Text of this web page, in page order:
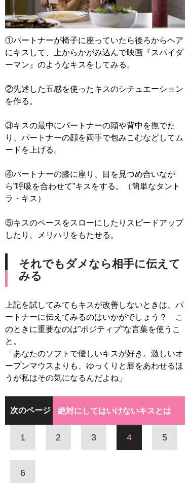
①パートナーが椅子に座っていたら後ろからヘア
にキスして、上からかがみ込んで映画『スパイダ
ーマン』のようなキスをしてみる。
②先述した五感を使ったキスのシチュエーション
を作る。
③キスの最中にパートナーの頭や背中を撫でた
り、パートナーの顔を両手で包みこむなどしてム
ードを上げる。
④パートナーの膝に座り、目を見つめ合いなが
ら”呼吸を合わせて”キスをする。（簡単なタント
ラ・キス）
⑤キスのペースをスローにしたりスピードアップ
したり、メリハリをもたせる。
それでもダメなら相手に伝えて
みる
上記を試してみてもキスが改善しないときは、パ
ートナーに伝えてみるのはいかがでしょう？ こ
のときに重要なのは”ポジティブ”な言葉を使うこ
と。
「あなたのソフトで優しいキスが好き。激しいオ
ープンマウスよりも、ゆっくりと唇をあわせるほ
うが私はその気になるんだよね」
次のページ 絶対にしてはいけないキスとは
1 2 3 4 5
6